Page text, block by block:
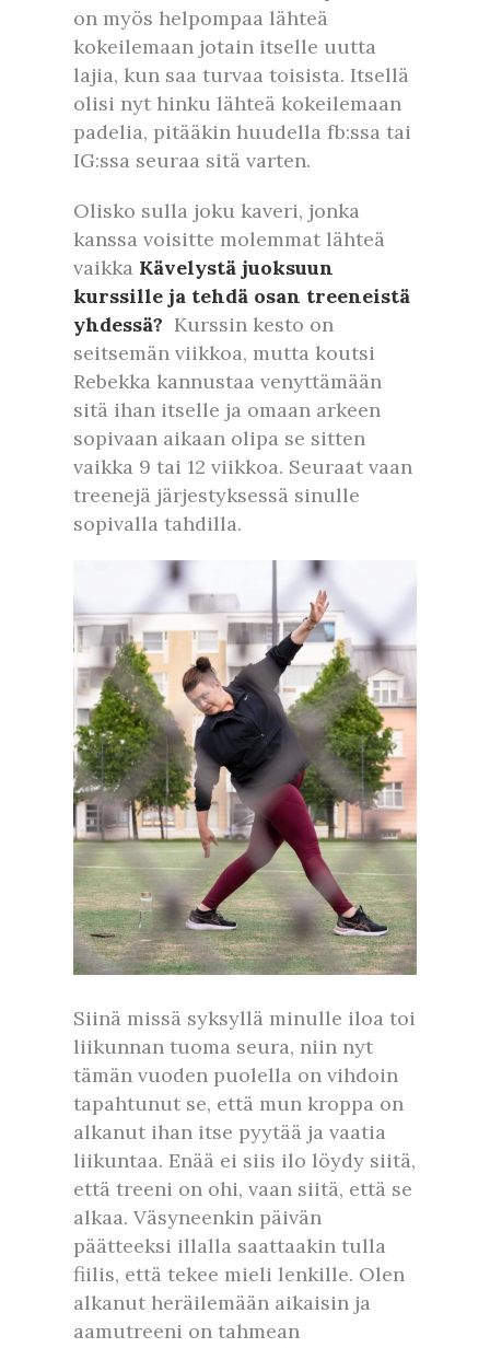
on myös helpompaa lähteä
kokeilemaan jotain itselle uutta
lajia, kun saa turvaa toisista. Itsellä
olisi nyt hinku lähteä kokeilemaan
padelia, pitääkin huudella fb:ssa tai
IG:ssa seuraa sitä varten.
Olisko sulla joku kaveri, jonka
kanssa voisitte molemmat lähteä
vaikka Kävelystä juoksuun
kurssille ja tehdä osan treeneistä
yhdessä? Kurssin kesto on
seitsemän viikkoa, mutta koutsi
Rebekka kannustaa venyttämään
sitä ihan itselle ja omaan arkeen
sopivaan aikaan olipa se sitten
vaikka 9 tai 12 viikkoa. Seuraat vaan
treenejä järjestyksessä sinulle
sopivalla tahdilla.
Siinä missä syksyllä minulle iloa toi
liikunnan tuoma seura, niin nyt
tämän vuoden puolella on vihdoin
tapahtunut se, että mun kroppa on
alkanut ihan itse pyytää ja vaatia
liikuntaa. Enää ei siis ilo löydy siitä,
että treeni on ohi, vaan siitä, että se
alkaa. Väsyneenkin päivän
päätteeksi illalla saattaakin tulla
fiilis, että tekee mieli lenkille. Olen
alkanut heräilemään aikaisin ja
aamutreeni on tahmean